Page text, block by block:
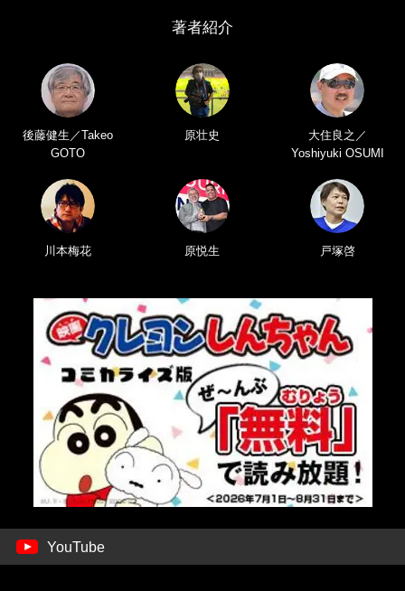
著者紹介
後藤健生／Takeo
GOTO
原壮史
大住良之／
Yoshiyuki OSUMI
川本梅花 原悦生 戸塚啓
YouTube